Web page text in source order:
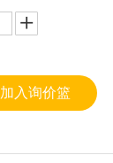
加入询价篮